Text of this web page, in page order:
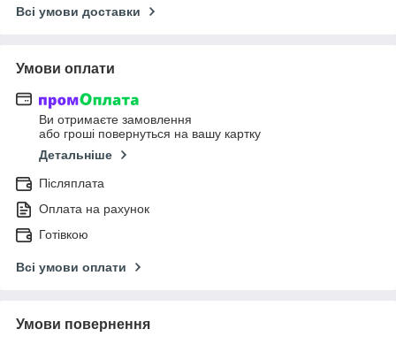
Всі умови доставки
Умови оплати
Ви отримаєте замовлення
або гроші повернуться на вашу картку
Детальніше
Післяплата
Оплата на рахунок
Готівкою
Всі умови оплати
Умови повернення